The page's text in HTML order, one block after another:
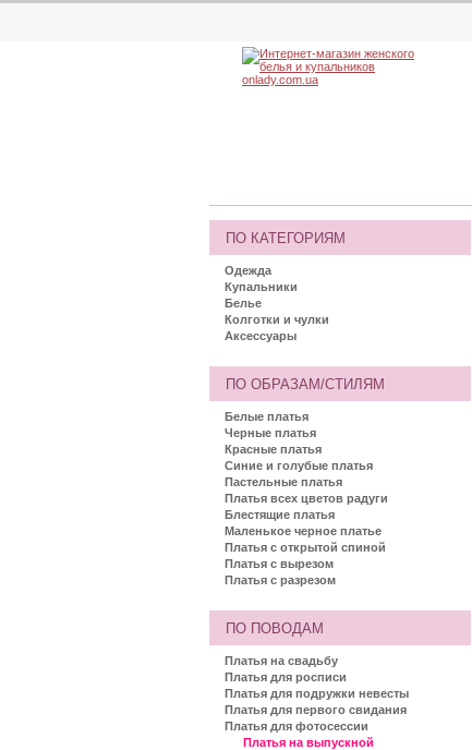
ПО КАТЕГОРИЯМ
Одежда
Купальники
Белье
Колготки и чулки
Аксессуары
ПО ОБРАЗАМ/СТИЛЯМ
Белые платья
Черные платья
Красные платья
Синие и голубые платья
Пастельные платья
Платья всех цветов радуги
Блестящие платья
Маленькое черное платье
Платья с открытой спиной
Платья с вырезом
Платья с разрезом
ПО ПОВОДАМ
Платья на свадьбу
Платья для росписи
Платья для подружки невесты
Платья для первого свидания
Платья для фотосессии
Платья на выпускной